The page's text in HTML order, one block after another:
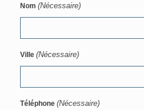
Nom (Nécessaire)
Ville (Nécessaire)
Téléphone (Nécessaire)